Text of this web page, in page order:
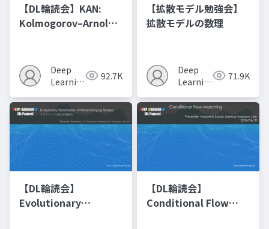
【DL輪読会】KAN:
Kolmogorov–Arnold
Deep
Learning
92.7K
【拡散モデル勉強会】
拡散モデルの数理
Deep
Learning
71.9K
【DL輪読会】
Evolutionary
【DL輪読会】
Conditional Flow